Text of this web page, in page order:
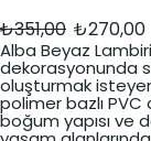
₺351,00 O
r
i
j
₺270,00Ş
Alba Beyaz
dekorasyonunda
oluşturmak
polimer bazlı
boğum yapısı ve